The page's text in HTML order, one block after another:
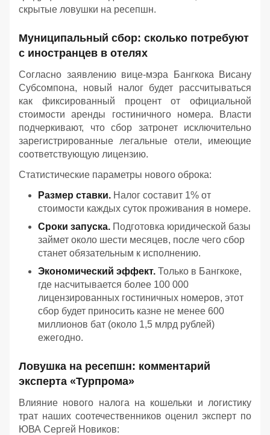
скрытые ловушки на ресепшн.
Муниципальный сбор: сколько потребуют
с иностранцев в отелях
Согласно заявлению вице-мэра Бангкока Висану
Субсомпона, новый налог будет рассчитываться
как фиксированный процент от официальной
стоимости аренды гостиничного номера. Власти
подчеркивают, что сбор затронет исключительно
зарегистрированные легальные отели, имеющие
соответствующую лицензию.
Статистические параметры нового оброка:
Размер ставки. Налог составит 1% от
стоимости каждых суток проживания в номере.
Сроки запуска. Подготовка юридической базы
займет около шести месяцев, после чего сбор
станет обязательным к исполнению.
Экономический эффект. Только в Бангкоке,
где насчитывается более 100 000
лицензированных гостиничных номеров, этот
сбор будет приносить казне не менее 600
миллионов бат (около 1,5 млрд рублей)
ежегодно.
Ловушка на ресепшн: комментарий
эксперта «Турпрома»
Влияние нового налога на кошельки и логистику
трат наших соотечественников оценил эксперт по
ЮВА Сергей Новиков: